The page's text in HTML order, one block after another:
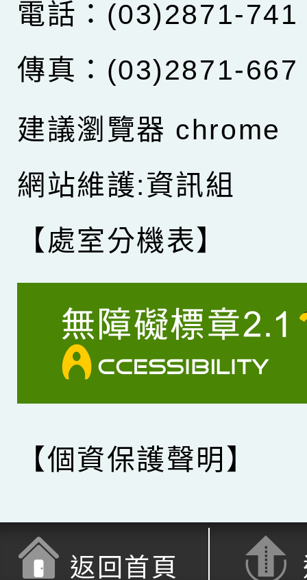
電話：(03)2871-741
傳真：(03)2871-667
建議瀏覽器 chrome
網站維護:資訊組
【處室分機表】
【個資保護聲明】
返回首頁